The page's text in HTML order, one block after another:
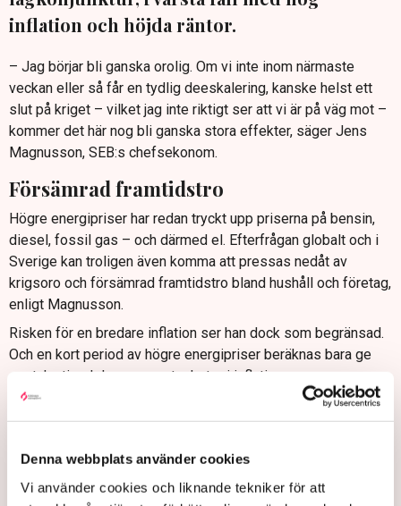
Denna webbplats använder cookies
Vi använder cookies och liknande tekniker för att
inflation och höjda räntor.
– Jag börjar bli ganska orolig. Om vi inte inom närmaste
veckan eller så får en tydlig deeskalering, kanske helst ett
slut på kriget – vilket jag inte riktigt ser att vi är på väg mot –
kommer det här nog bli ganska stora effekter, säger Jens
Magnusson, SEB:s chefsekonom.
Försämrad framtidstro
Högre energipriser har redan tryckt upp priserna på bensin,
diesel, fossil gas – och därmed el. Efterfrågan globalt och i
Sverige kan troligen även komma att pressas nedåt av
krigsoro och försämrad framtidstro bland hushåll och företag,
enligt Magnusson.
Risken för en bredare inflation ser han dock som begränsad.
Och en kort period av högre energipriser beräknas bara ge
enstaka tiondelars procentenheter i inflation.
– Men det är klart att risken är att det här börjar sätta sig och
sprida sig via transporter och konstgödsel till matpriser, som
sånt, då får man en inflationsuppgång.
Oljepriset är en varningslampa. Om det parkerar kring 100